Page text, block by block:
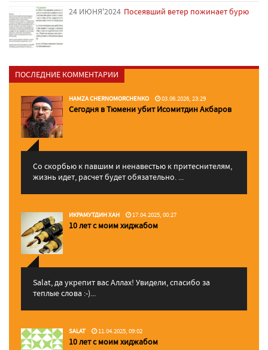
24 ИЮНЯ'2024 Посеявший ветер пожинает бурю
ПОСЛЕДНИЕ КОММЕНТАРИИ
HAMZA CHERNOMORCHENKO 03.06.2026, 23:29
Сегодня в Тюмени убит Исомитдин Акбаров
Со скорбью к павшим и ненавестью к притеснителям,
жизнь идет, расчет будет обязательно. ...
ИКРАМУТДИН ХАН 17.04.2025, 00:27
10 лет с моим хиджабом
Salat, да укрепит вас Аллаx! Увидели, спасибо за
теплые слова :-)...
SALAT 11.04.2025, 09:02
10 лет с моим хиджабом